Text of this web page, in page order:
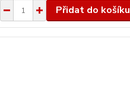
Přidat do košíku